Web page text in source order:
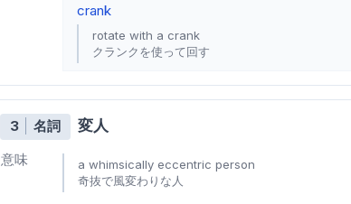
crank
rotate with a crank
クランクを使って回す
3 名詞 変人
意味
a whimsically eccentric person
奇抜で風変わりな人